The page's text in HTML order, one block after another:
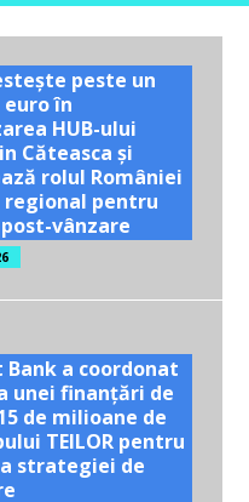
sector
peste un
în
HUB-ului
Căteasca și
rolul României
regional pentru
vânzare
Bank a coordonat
unei finanțări de
de milioane de
TEILOR pentru
strategiei de